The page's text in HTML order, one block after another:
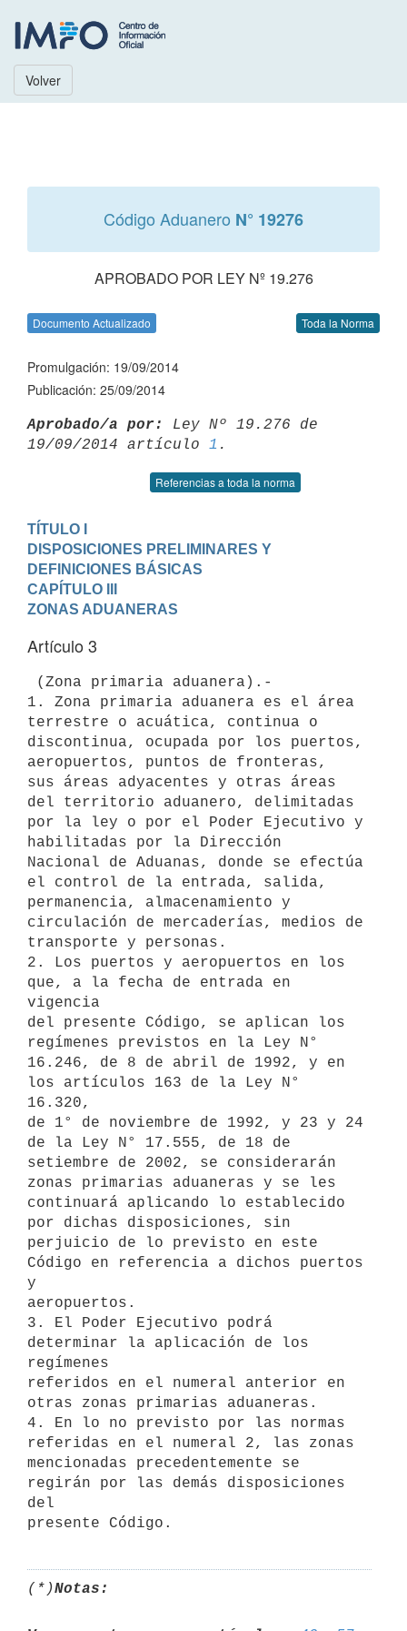
Volver
Código Aduanero N° 19276
APROBADO POR LEY Nº 19.276
Documento Actualizado Toda la Norma
Promulgación: 19/09/2014
Publicación: 25/09/2014
Aprobado/a por:
Ley Nº 19.276 de
19/09/2014 artículo 1
Referencias a toda la norma
TÍTULO I
DISPOSICIONES PRELIMINARES Y
DEFINICIONES BÁSICAS
CAPÍTULO III
ZONAS ADUANERAS
Artículo 3
1. Zona primaria aduanera es el área
terrestre o acuática, continua o
discontinua, ocupada por los puertos,
aeropuertos, puntos de fronteras,
sus áreas adyacentes y otras áreas
del territorio aduanero, delimitadas
por la ley o por el Poder Ejecutivo y
habilitadas por la Dirección
Nacional de Aduanas, donde se efectúa
el control de la entrada, salida,
permanencia, almacenamiento y
circulación de mercaderías, medios de
transporte y personas.
2. Los puertos y aeropuertos en los
que, a la fecha de entrada en
vigencia
del presente Código, se aplican los
regímenes previstos en la Ley N°
16.246, de 8 de abril de 1992, y en
los artículos 163 de la Ley N°
16.320,
de 1° de noviembre de 1992, y 23 y 24
de la Ley N° 17.555, de 18 de
setiembre de 2002, se considerarán
zonas primarias aduaneras y se les
continuará aplicando lo establecido
por dichas disposiciones, sin
perjuicio de lo previsto en este
Código en referencia a dichos puertos
y
aeropuertos.
3. El Poder Ejecutivo podrá
determinar la aplicación de los
regímenes
referidos en el numeral anterior en
otras zonas primarias aduaneras.
4. En lo no previsto por las normas
referidas en el numeral 2, las zonas
mencionadas precedentemente se
regirán por las demás disposiciones
del
(*)Notas: